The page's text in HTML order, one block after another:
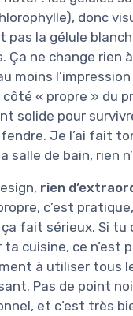
donc
pas la gélule
Ça ne change rien
moins l’impression
côté « propre » du
solide pour
Je l’ai fait
salle de bain, rien
rien
c’est
fait sérieux. Si tu
cuisine, ce n’est
à utiliser tous
Pas de point
et c’est très